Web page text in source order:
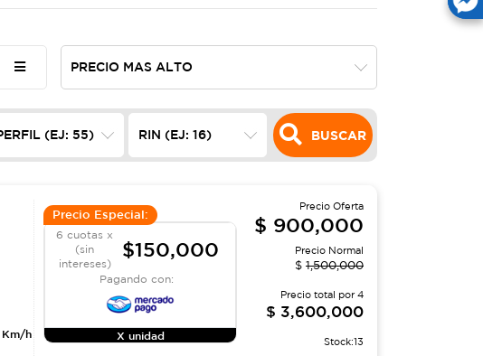
BUSCAR
Km/h
Precio Especial:
6 cuotas x
(sin
intereses)
$150,000
Pagando con:
X unidad
Precio Oferta
$ 900,000
Precio Normal
$ 1,500,000
Precio total por4
$ 3,600,000
Stock:13